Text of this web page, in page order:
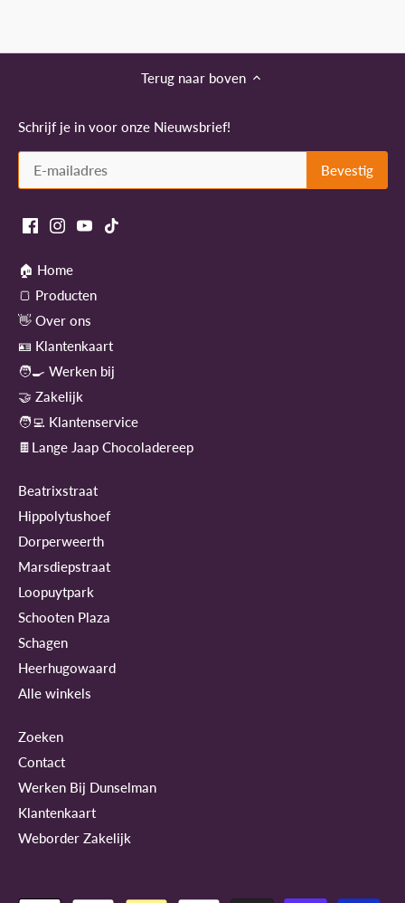
Terug naar boven
Schrijf je in voor onze Nieuwsbrief!
🏠 Home
🍞 Producten
👋 Over ons
🪪 Klantenkaart
🧑‍🍳 Werken bij
🤝 Zakelijk
🧑‍💻 Klantenservice
🍫Lange Jaap Chocoladereep
Beatrixstraat
Hippolytushoef
Dorperweerth
Marsdiepstraat
Loopuytpark
Schooten Plaza
Schagen
Heerhugowaard
Alle winkels
Zoeken
Contact
Werken Bij Dunselman
Klantenkaart
Weborder Zakelijk